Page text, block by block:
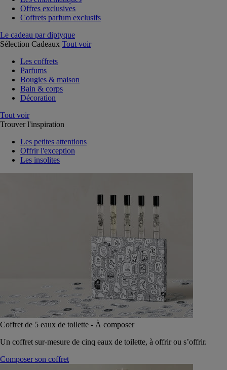
Offres exclusives
Coffrets parfum exclusifs
Le cadeau par diptyque
Sélection Cadeaux Tout voir
Les coffrets
Parfums
Bougies & maison
Bain & corps
Décoration
Tout voir
Trouver l'inspiration
Les petites attentions
Offrir l'exception
Les insolites
Coffret de 5 eaux de toilette - À composer
Un coffret sur-mesure de cinq eaux de toilette, à offrir ou s’offrir.
Composer son coffret